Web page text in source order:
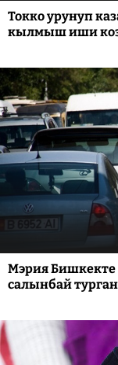
Токко урунуп
кылмыш иши
Мэрия Бишкекте
салынбай